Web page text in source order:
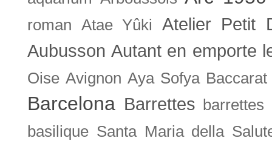
roman Atae Yûki
Atelier Petit
Aubusson Autant en emporte
Oise Avignon Aya Sofya Baccarat
Barcelona Barrettes
basilique Santa Maria della